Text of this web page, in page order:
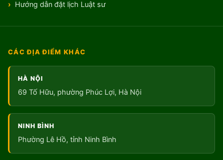
Hướng dẫn đặt lịch Luật sư
CÁC ĐỊA ĐIỂM KHÁC
HÀ NỘI
69 Tố Hữu, phường Phúc Lợi, Hà Nội
NINH BÌNH
Phường Lê Hồ, tỉnh Ninh Bình